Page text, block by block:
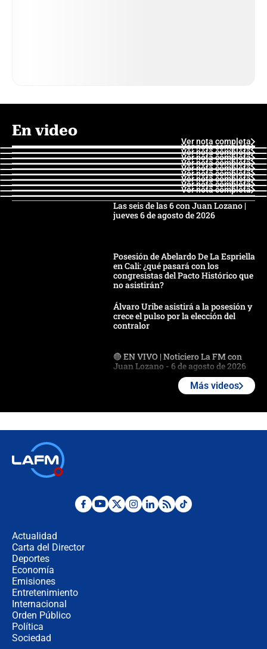
En video
Ver nota completa
Ver nota completa
Ver nota completa
Ver nota completa
Ver nota completa
Ver nota completa
Ver nota completa
Ver nota completa
Ver nota completa
Ver nota completa
Las seis de las 6 con Juan Lozano |
jueves 6 de agosto de 2026
Posesión de Abelardo De La Espriella
en Cali: ¿qué pasará con los
congresistas del Pacto Histórico que
no asistirán?
Álvaro Uribe asistirá a la posesión y
crece el pulso por la elección del
contralor
🔴 EN VIVO | Noticiero La FM con
Juan Lozano - 6 de agosto de 2026
Alias ‘Calarcá’ habría pagado $60
Más videos
Actualidad
Carta del Director
Deportes
Economía
Emisiones
Entretenimiento
Internacional
Orden Público
Política
Sociedad